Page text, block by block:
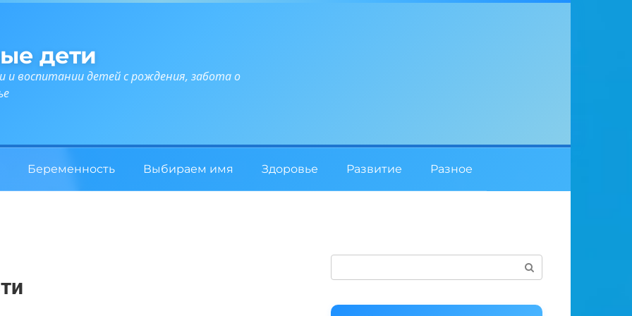
дети
и воспитании детей с рождения, забота о
Беременность Выбираем имя Здоровье Развитие Разное